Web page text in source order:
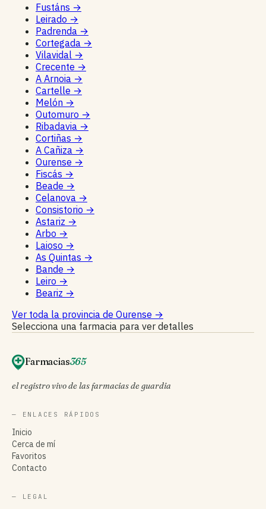
Fustáns →
Leirado →
Padrenda →
Cortegada →
Vilavidal →
Crecente →
A Arnoia →
Cartelle →
Melón →
Outomuro →
Ribadavia →
Cortiñas →
A Cañiza →
Ourense →
Fiscás →
Beade →
Celanova →
Consistorio →
Astariz →
Arbo →
Laioso →
As Quintas →
Bande →
Leiro →
Beariz →
Ver toda la provincia de Ourense →
Selecciona una farmacia para ver detalles
Farmacias365
el registro vivo de las farmacias de guardia
— ENLACES RÁPIDOS
Inicio
Cerca de mí
Favoritos
Contacto
— LEGAL